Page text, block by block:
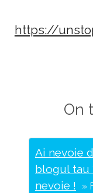
https://
On
Ai nevoie
blogul tau
nevoie !